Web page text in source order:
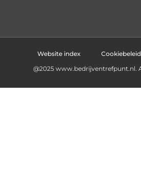
Website index
@2025 www.bedrijventrefpunt.nl.